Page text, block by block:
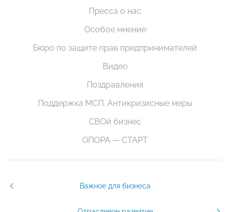
Пресса о нас
Особое мнение
Бюро по защите прав предпринимателей
Видео
Поздравления
Поддержка МСП. Антикризисные меры
СВОй бизнес
ОПОРА — СТАРТ
Важное для бизнеса